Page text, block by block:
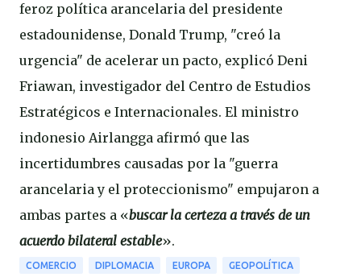
feroz política arancelaria del presidente
estadounidense, Donald Trump, "creó la
urgencia" de acelerar un pacto, explicó Deni
Friawan, investigador del Centro de Estudios
Estratégicos e Internacionales. El ministro
indonesio Airlangga afirmó que las
incertidumbres causadas por la "guerra
arancelaria y el proteccionismo" empujaron a
ambas partes a «buscar la certeza a través de un
acuerdo bilateral estable».
COMERCIO DIPLOMACIA EUROPA GEOPOLÍTICA